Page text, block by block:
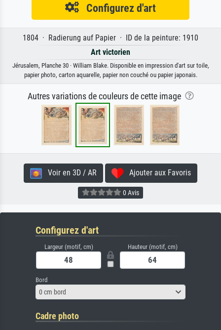
Configurez d'art
1804 · Radierung auf Papier · ID de la peinture: 1910
Art victorien
Jérusalem, Planche 30 · William Blake. Disponible en impression d'art sur toile,
papier photo, carton aquarelle, papier non couché ou papier japonais.
Autres variations de couleurs de cette image
Voir en 3D / AR Ajouter aux Favoris
0 Avis
Configurez d'art
Largeur (motif, cm) Hauteur (motif, cm)
Bord
0 cm bord
Cadre photo